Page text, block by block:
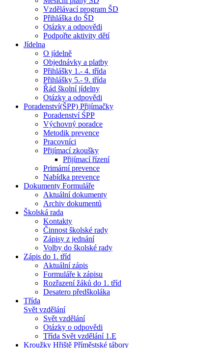
Vzdělávací program ŠD
Přihláška do ŠD
Otázky a odpovědi
Podpořte aktivity dětí
Jídelna
O jídelně
Objednávky a platby
Přihlášky 1.- 4. třída
Přihlášky 5.- 9. třída
Řád školní jídelny
Otázky a odpovědi
Poradenství(ŠPP) Přijímačky
Poradenství ŚPP
Výchovný poradce
Metodik prevence
Pracovníci
Přijímací zkoušky
Přijímací řízení
Primární prevence
Nabídka prevence
Dokumenty Formuláře
Aktuální dokumenty
Archiv dokumentů
Školská rada
Kontakty
Činnost školské rady
Zápisy z jednání
Volby do školské rady
Zápis do 1. tříd
Aktuální zápis
Formuláře k zápisu
Rozřazení žáků do 1. tříd
Desatero předškoláka
Třída
Svět vzdělání
Svět vzdělání
Otázky o odpovědi
Třída Svět vzdělání 1.E
Kroužky Hřiště Příměstské tábory